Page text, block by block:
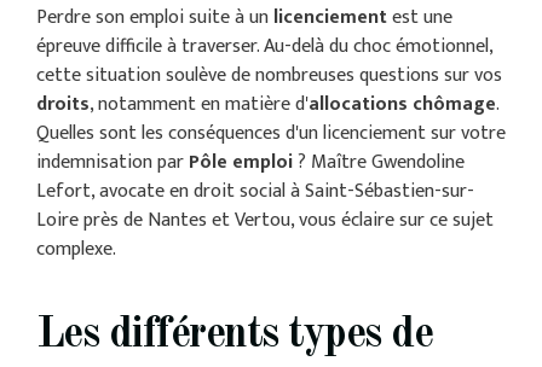
Perdre son emploi suite à unlicenciementest une
épreuve difficile à traverser. Au-delà du choc émotionnel,
cette situation soulève de nombreuses questions sur vos
droits, notamment en matière d'allocations chômage.
Quelles sont les conséquences d'un licenciement sur votre
indemnisation parPôle emploi? Maître Gwendoline
Lefort, avocate en droit social à Saint-Sébastien-sur-
Loire près de Nantes et Vertou, vous éclaire sur ce sujet
complexe.
Les différents types de